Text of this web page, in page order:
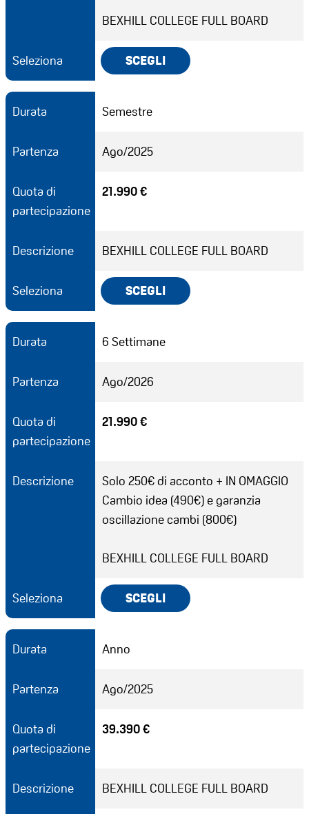
BEXHILL COLLEGE FULL BOARD
Seleziona SCEGLI
Durata Semestre
Partenza Ago/2025
Quota di
partecipazione
21.990 €
Descrizione BEXHILL COLLEGE FULL BOARD
Seleziona SCEGLI
Durata 6 Settimane
Partenza Ago/2026
Quota di
partecipazione
21.990 €
Descrizione
Solo 250€ di acconto + IN OMAGGIO
Cambio idea (490€) e garanzia
oscillazione cambi (800€)
BEXHILL COLLEGE FULL BOARD
Seleziona SCEGLI
Durata Anno
Partenza Ago/2025
Quota di
partecipazione
39.390 €
Descrizione BEXHILL COLLEGE FULL BOARD